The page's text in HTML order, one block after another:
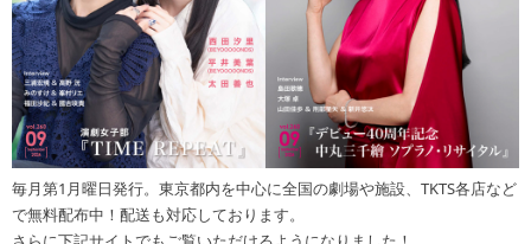
毎月第1月曜日発行。東京都内を中心に全国の劇場や施設、TKTS各店など
で無料配布中！配送も対応しております。